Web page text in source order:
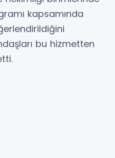
kapsamında
bu hizmetten